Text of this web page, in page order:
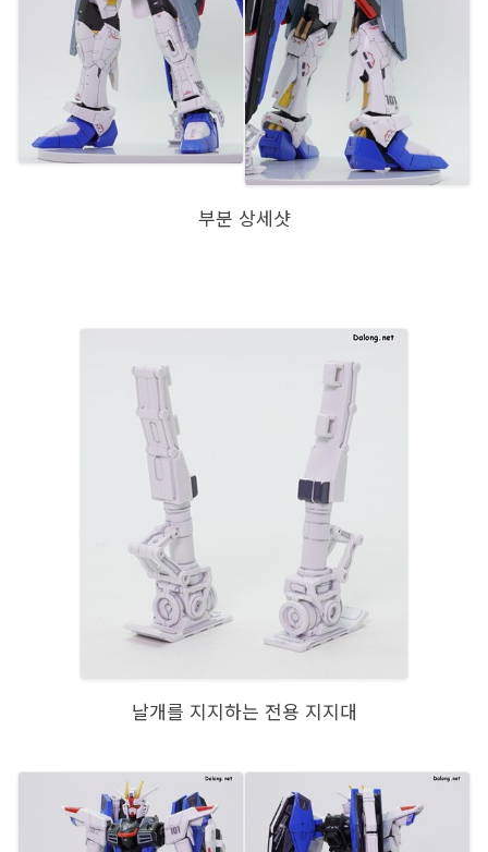
부분 상세샷
날개를 지지하는 전용 지지대